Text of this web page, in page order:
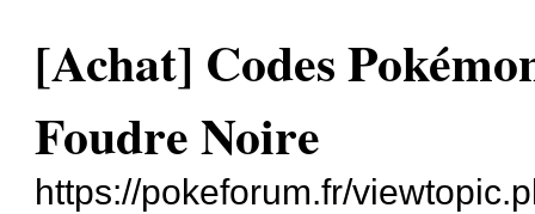
[Achat] Codes
Foudre Noire
https://pokeforum.fr/